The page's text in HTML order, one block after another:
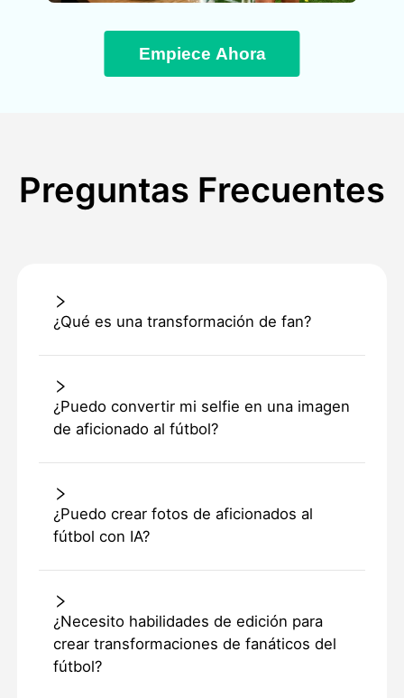
Empiece Ahora
Preguntas Frecuentes
¿Qué es una transformación de fan?
¿Puedo convertir mi selfie en una imagen
de aficionado al fútbol?
¿Puedo crear fotos de aficionados al
fútbol con IA?
¿Necesito habilidades de edición para
crear transformaciones de fanáticos del
fútbol?